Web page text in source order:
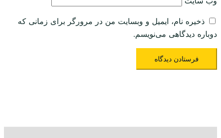
ذخیره نام، ایمیل و وبسایت من در مرورگر برای زمانی که
دوباره دیدگاهی می‌نویسم.